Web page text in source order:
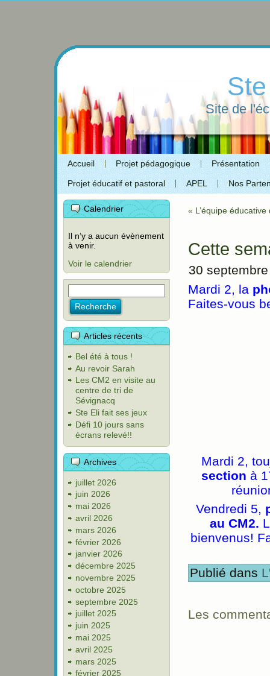
Site de
Accueil Projet pédagogique Présentation
Projet éducatif et pastoral APEL Nos
Calendrier
Il n’y a aucun évènement
à venir.
Voir le calendrier
Articles récents
Bel été à tous !
Au revoir Sarah
Les CM2 en visite au
centre de tri de
Sévignacq
Ste Eli fait ses jeux
Défi 10 jours sans
écrans relevé!!
Archives
juillet 2026
juin 2026
mai 2026
avril 2026
mars 2026
février 2026
janvier 2026
décembre 2025
novembre 2025
octobre 2025
septembre 2025
juillet 2025
juin 2025
mai 2025
avril 2025
mars 2025
février 2025
« L’équipe
Cette
30
Mardi 2, la
Faites-vous
Mardi 2,
section à
Vendredi 5,
au CM2.
bienvenus!
Publié dans
Les